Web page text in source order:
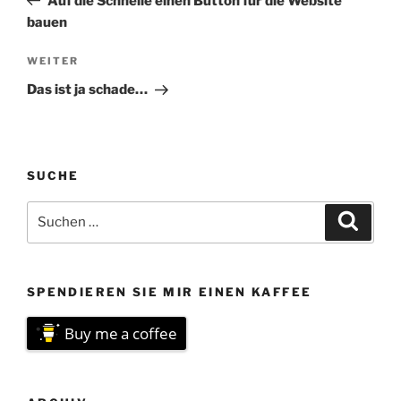
bauen
Nächster
Beitrag
WEITER
Das ist ja schade…
SUCHE
nach:
SPENDIEREN SIE MIR EINEN KAFFEE
Buy me a coffee